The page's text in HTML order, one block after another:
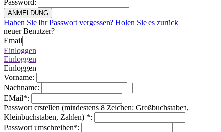
Password:
ANMELDUNG
Haben Sie Ihr Passwort vergessen? Holen Sie es zurück
neuer Benutzer?
Email
Einloggen
Einloggen
Einloggen
Vorname:
Nachname:
EMail*:
Passwort erstellen (mindestens 8 Zeichen: Großbuchstaben,
Kleinbuchstaben, Zahlen) *:
Passwort umschreiben*: